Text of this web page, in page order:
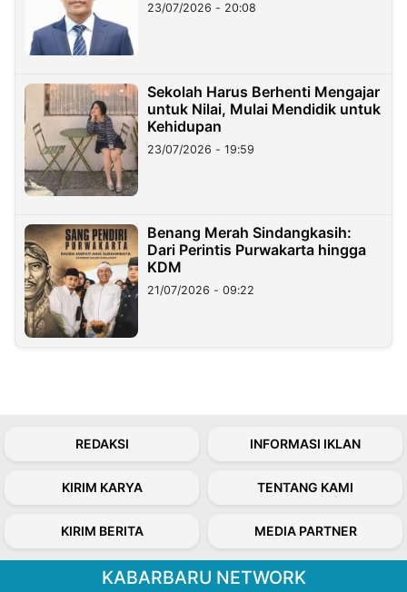
23/07/2026 - 20:08
Sekolah Harus Berhenti Mengajar
untuk Nilai, Mulai Mendidik untuk
Kehidupan
23/07/2026 - 19:59
Benang Merah Sindangkasih:
Dari Perintis Purwakarta hingga
KDM
21/07/2026 - 09:22
REDAKSI INFORMASI IKLAN
KIRIM KARYA TENTANG KAMI
KIRIM BERITA MEDIA PARTNER
KABARBARU NETWORK